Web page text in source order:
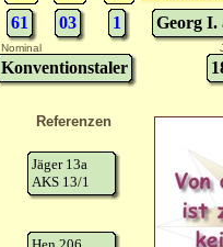
61 03 1 Georg I.
Nominal
Konventionstaler
Referenzen
Jäger 13a
AKS 13/1